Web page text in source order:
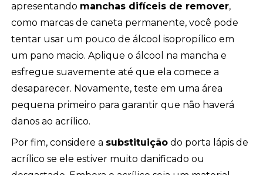
apresentando manchas difíceis de remover,
como marcas de caneta permanente, você pode
tentar usar um pouco de álcool isopropílico em
um pano macio. Aplique o álcool na mancha e
esfregue suavemente até que ela comece a
desaparecer. Novamente, teste em uma área
pequena primeiro para garantir que não haverá
danos ao acrílico.
Por fim, considere a substituição do porta lápis de
acrílico se ele estiver muito danificado ou